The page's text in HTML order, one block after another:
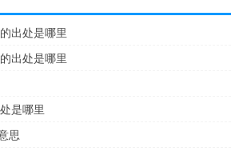
出处是哪里
出处是哪里
是哪里
思